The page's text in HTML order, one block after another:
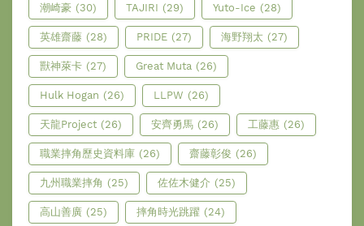
潮崎豪 (30) TAJIRI (29) Yuto-Ice (28)
英雄齋藤 (28) PRIDE (27) 海野翔太 (27)
獸神萊卡 (27) Great Muta (26)
Hulk Hogan (26) LLPW (26)
天龍Project (26) 安齊勇馬 (26) 工藤惠 (26)
職業摔角歷史資料庫 (26) 齋藤彰俊 (26)
九州職業摔角 (25) 佐佐木健介 (25)
高山善廣 (25) 摔角時光跳躍 (24)